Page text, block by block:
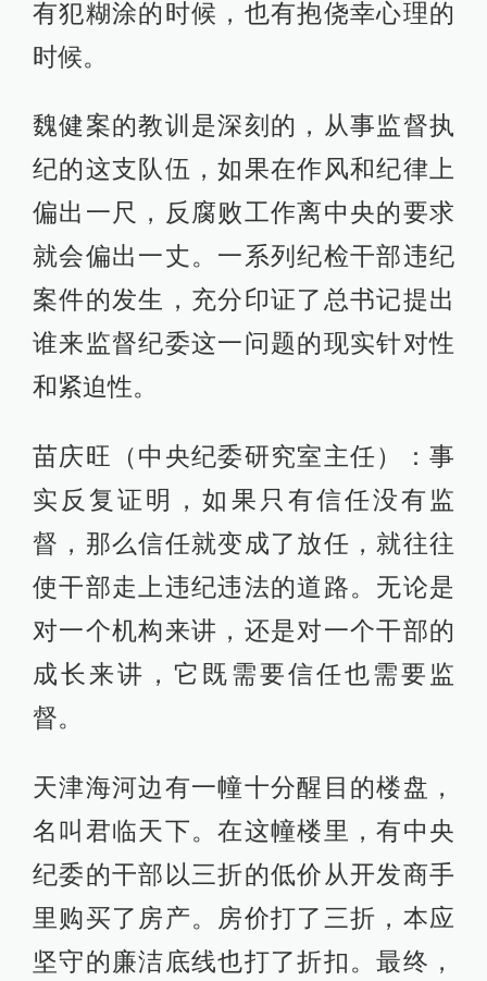
有犯糊涂的时候，也有抱侥幸心理的
时候。
魏健案的教训是深刻的，从事监督执
纪的这支队伍，如果在作风和纪律上
偏出一尺，反腐败工作离中央的要求
就会偏出一丈。一系列纪检干部违纪
案件的发生，充分印证了总书记提出
谁来监督纪委这一问题的现实针对性
和紧迫性。
苗庆旺（中央纪委研究室主任）：事
实反复证明，如果只有信任没有监
督，那么信任就变成了放任，就往往
使干部走上违纪违法的道路。无论是
对一个机构来讲，还是对一个干部的
成长来讲，它既需要信任也需要监
督。
天津海河边有一幢十分醒目的楼盘，
名叫君临天下。在这幢楼里，有中央
纪委的干部以三折的低价从开发商手
里购买了房产。房价打了三折，本应
坚守的廉洁底线也打了折扣。最终，